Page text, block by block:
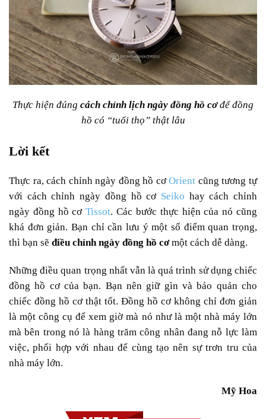
Thực hiện đúng cách chỉnh lịch ngày đồng hồ cơđể đồng
hồ có “tuổi thọ” thật lâu
Lời kết
Thực ra, cách chỉnh ngày đồng hồ cơOrient cũng tương tự
với cách chỉnh ngày đồng hồ cơ Seiko hay cách chỉnh
ngày đồng hồ cơTissot. Các bước thực hiện của nó cũng
khá đơn giản. Bạn chỉ cần lưu ý một số điểm quan trọng,
thì bạn sẽ điều chỉnh ngày đồng hồ cơmột cách dễ dàng.
Những điều quan trọng nhất vẫn là quá trình sử dụng chiếc
đồng hồ cơ của bạn. Bạn nên giữ gìn và bảo quản cho
chiếc đồng hồ cơ thật tốt. Đồng hồ cơ không chỉ đơn giản
là một công cụ để xem giờ mà nó như là một nhà máy lớn
mà bên trong nó là hàng trăm công nhân đang nỗ lực làm
việc, phối hợp với nhau để cùng tạo nên sự trơn tru của
nhà máy lớn.
Mỹ Hoa